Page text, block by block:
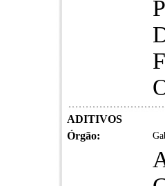
ADITIVOS
Órgão: